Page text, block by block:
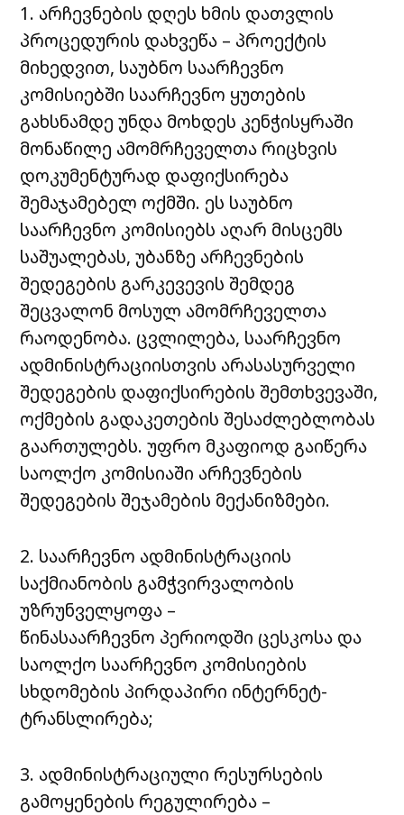
1. არჩევნების დღეს ხმის დათვლის
პროცედურის დახვეწა – პროექტის
მიხედვით, საუბნო საარჩევნო
კომისიებში საარჩევნო ყუთების
გახსნამდე უნდა მოხდეს კენჭისყრაში
მონაწილე ამომრჩეველთა რიცხვის
დოკუმენტურად დაფიქსირება
შემაჯამებელ ოქმში. ეს საუბნო
საარჩევნო კომისიებს აღარ მისცემს
საშუალებას, უბანზე არჩევნების
შედეგების გარკევევის შემდეგ
შეცვალონ მოსულ ამომრჩეველთა
რაოდენობა. ცვლილება, საარჩევნო
ადმინისტრაციისთვის არასასურველი
შედეგების დაფიქსირების შემთხვევაში,
ოქმების გადაკეთების შესაძლებლობას
გაართულებს. უფრო მკაფიოდ გაიწერა
საოლქო კომისიაში არჩევნების
შედეგების შეჯამების მექანიზმები.
2. საარჩევნო ადმინისტრაციის
საქმიანობის გამჭვირვალობის
უზრუნველყოფა –
წინასაარჩევნო პერიოდში ცესკოსა და
საოლქო საარჩევნო კომისიების
სხდომების პირდაპირი ინტერნეტ-
ტრანსლირება;
3. ადმინისტრაციული რესურსების
გამოყენების რეგულირება –